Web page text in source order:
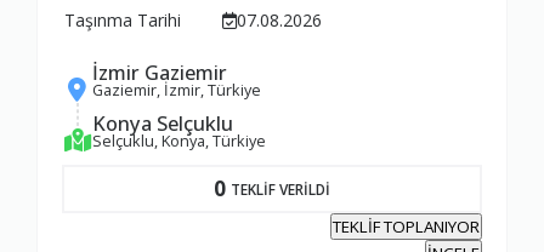
Taşınma Tarihi
07.08.2026
İzmir Gaziemir
Gaziemir, İzmir, Türkiye
Konya Selçuklu
Selçuklu, Konya, Türkiye
0 TEKLİF VERİLDİ
TEKLİF TOPLANIYOR